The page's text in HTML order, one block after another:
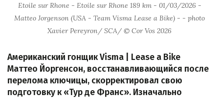
Etoile sur Rhone - Etoile sur Rhone 189 km - 01/03/2026 -
Matteo Jorgenson (USA - Team Visma Lease a Bike) - - photo
Xavier Pereyron/ SCA/ © Cor Vos 2026
Американский гонщик Visma | Lease a Bike
Маттео Йоргенсон, восстанавливающийся после
перелома ключицы, скорректировал свою
подготовку к «Тур де Франс». Изначально